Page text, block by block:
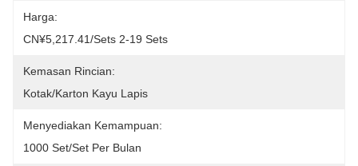
Harga:
CN¥5,217.41/sets 2-19 Sets
Kemasan Rincian:
Kotak/karton Kayu Lapis
Menyediakan Kemampuan:
1000 Set/set Per Bulan